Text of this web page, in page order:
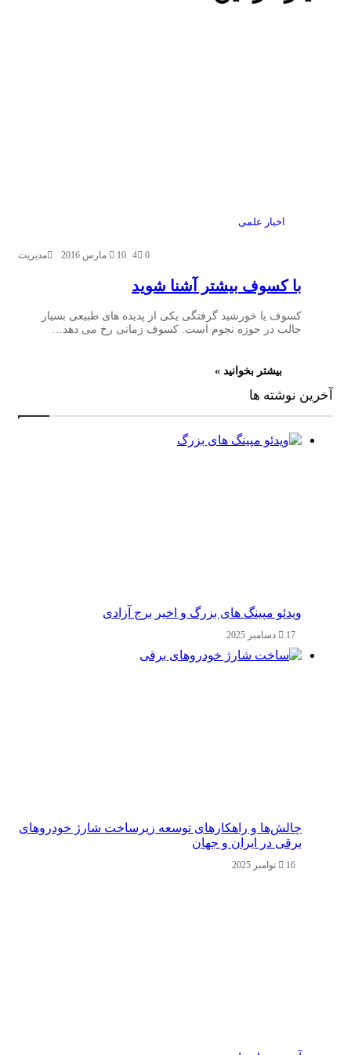
اخبار علمی
مدیریت 10 مارس 2016 0
4
با کسوف بیشتر آشنا شوید
کسوف یا خورشید گرفتگی یکی از پدیده های طبیعی بسیار
جالب در حوزه نجوم است. کسوف زمانی رخ می دهد…
بیشتر بخوانید »
آخرین نوشته ها
ویدئو مپینگ های بزرگ و اخیر برج آزادی
17 دسامبر 2025
چالش‌ها و راهکارهای توسعه زیرساخت شارژ خودروهای
برقی در ایران و جهان
16 نوامبر 2025